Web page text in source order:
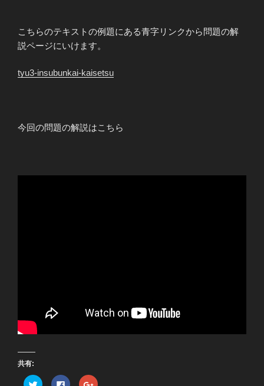
こちらのテキストの例題にある青字リンクから問題の解
説ページにいけます。
tyu3-insubunkai-kaisetsu
今回の問題の解説はこちら
共有:
ク F ク